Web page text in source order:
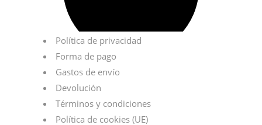
Política de privacidad
Forma de pago
Gastos de envío
Devolución
Términos y condiciones
Política de cookies (UE)